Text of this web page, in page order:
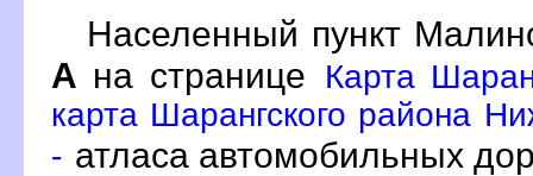
Населенный пункт
А на странице
Карта
карта Шарангского района
- атласа автомобильных